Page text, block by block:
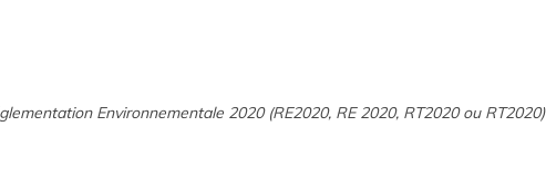
Environnementale 2020 (RE2020, RE 2020, RT2020 ou RT2020)